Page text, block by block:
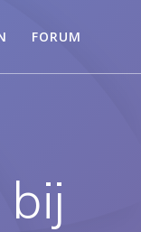
FORUM